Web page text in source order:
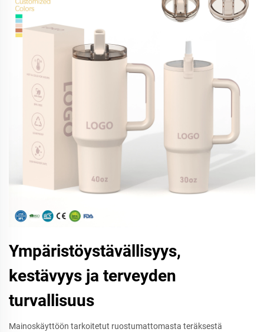
Ympäristöystävällisyys,
kestävyys ja terveyden
turvallisuus
Mainoskäyttöön tarkoitetut ruostumattomasta teräksestä